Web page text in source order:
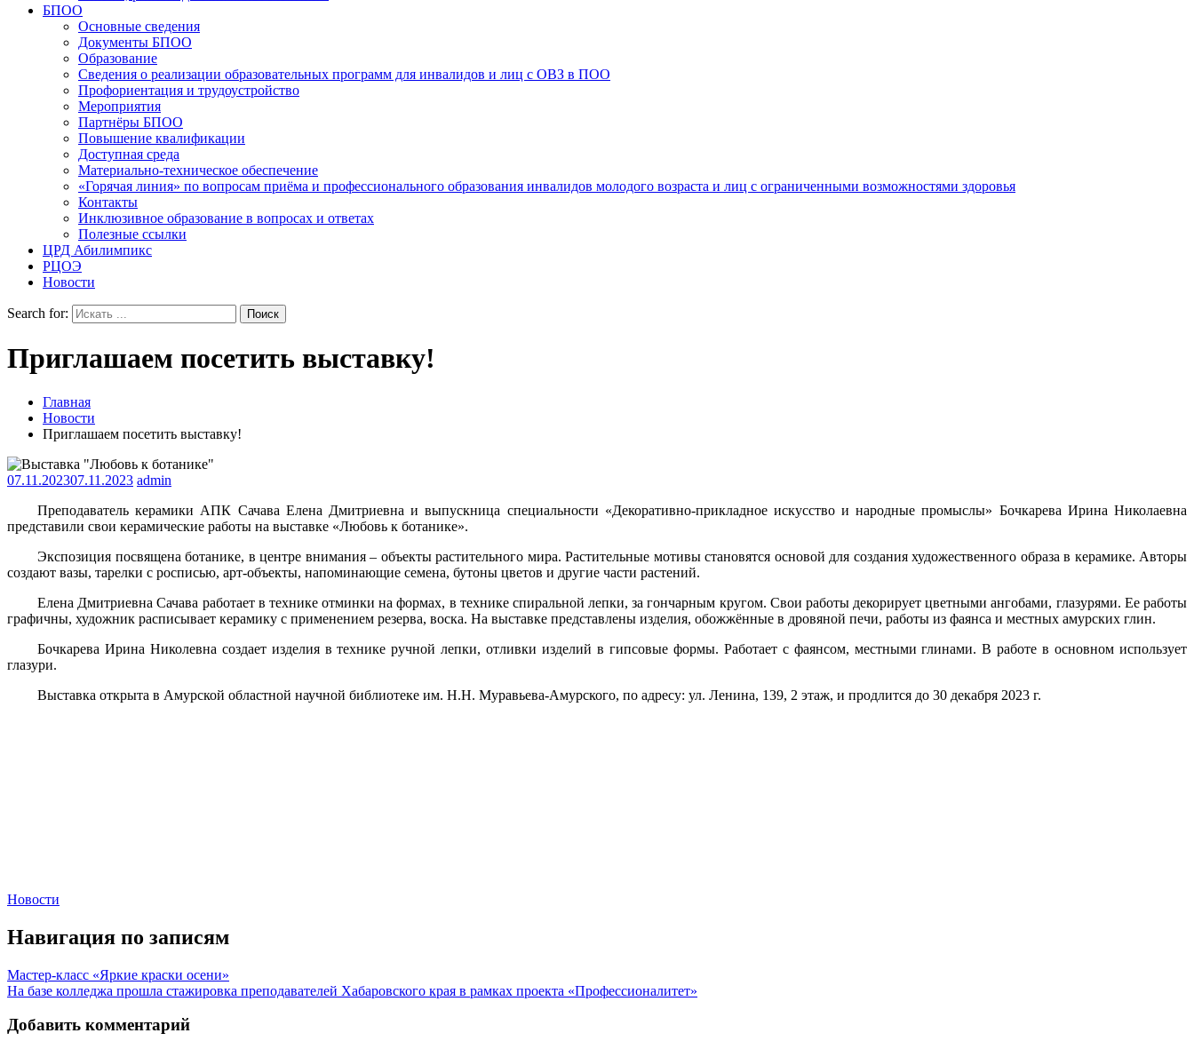
БПОО
Основные сведения
Документы БПОО
Образование
Сведения о реализации образовательных программ для инвалидов и лиц с ОВЗ в ПОО
Профориентация и трудоустройство
Мероприятия
Партнёры БПОО
Повышение квалификации
Доступная среда
Материально-техническое обеспечение
«Горячая линия» по вопросам приёма и профессионального образования инвалидов молодого возраста и лиц с ограниченными возможностями здоровья
Контакты
Инклюзивное образование в вопросах и ответах
Полезные ссылки
ЦРД Абилимпикс
РЦОЭ
Новости
Search for:
Приглашаем посетить выставку!
Главная
Новости
Приглашаем посетить выставку!
07.11.202307.11.2023 admin
Преподаватель керамики АПК Сачава Елена Дмитриевна и выпускница специальности «Декоративно-прикладное искусство и народные промыслы» Бочкарева Ирина Николаевна
представили свои керамические работы на выставке «Любовь к ботанике».
Экспозиция посвящена ботанике, в центре внимания – объекты растительного мира. Растительные мотивы становятся основой для создания художественного образа в керамике. Авторы
создают вазы, тарелки с росписью, арт-объекты, напоминающие семена, бутоны цветов и другие части растений.
Елена Дмитриевна Сачава работает в технике отминки на формах, в технике спиральной лепки, за гончарным кругом. Свои работы декорирует цветными ангобами, глазурями. Ее работы
графичны, художник расписывает керамику с применением резерва, воска. На выставке представлены изделия, обожжённые в дровяной печи, работы из фаянса и местных амурских глин.
Бочкарева Ирина Николевна создает изделия в технике ручной лепки, отливки изделий в гипсовые формы. Работает с фаянсом, местными глинами. В работе в основном использует
глазури.
Выставка открыта в Амурской областной научной библиотеке им. Н.Н. Муравьева-Амурского, по адресу: ул. Ленина, 139, 2 этаж, и продлится до 30 декабря 2023 г.
Новости
Навигация по записям
Мастер-класс «Яркие краски осени»
На базе колледжа прошла стажировка преподавателей Хабаровского края в рамках проекта «Профессионалитет»
Добавить комментарий